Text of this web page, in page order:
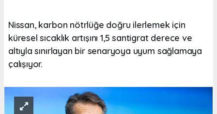
Nissan, karbon nötrlüğe doğru ilerlemek için
küresel sıcaklık artışını 1,5 santigrat derece ve
altıyla sınırlayan bir senaryoya uyum sağlamaya
çalışıyor.